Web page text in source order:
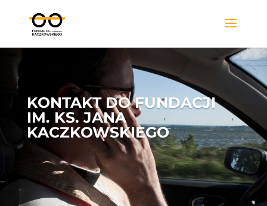
KONTAKT DO FUNDACJI
IM. KS. JANA
KACZKOWSKIEGO